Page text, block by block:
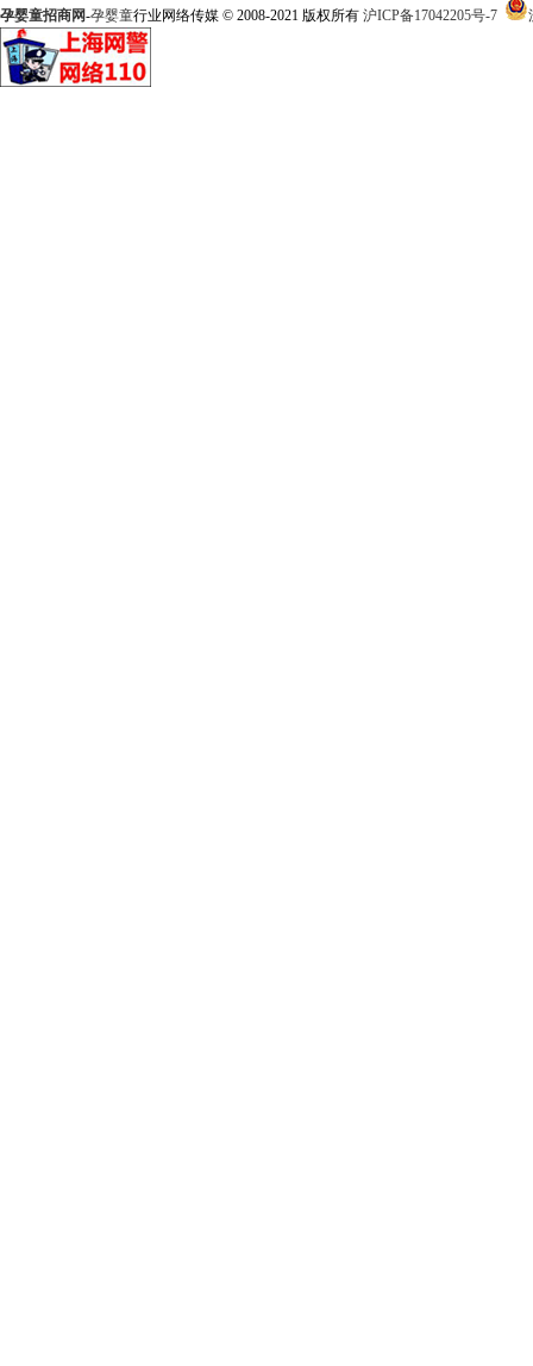
孕婴童招商网-孕婴童行业网络传媒 © 2008-2021 版权所有 沪ICP备17042205号-7